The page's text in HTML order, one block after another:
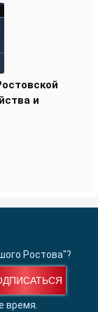
и
Ростова"?
время.